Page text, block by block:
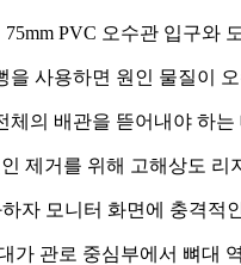
PVC 오수관 입구와
사용하면 원인 물질이
의 배관을 뜯어내야 하
제거를 위해 고해상도
자 모니터 화면에 충격적
가 관로 중심부에서 뼈대